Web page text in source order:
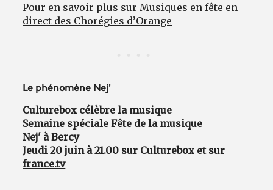
Pour en savoir plus sur Musiques en fête en
direct des Chorégies d’Orange
Le phénomène Nej'
Culturebox célèbre la musique
Semaine spéciale Fête de la musique
Nej' à Bercy
Jeudi 20 juin à 21.00 sur Culturebox et sur
france.tv